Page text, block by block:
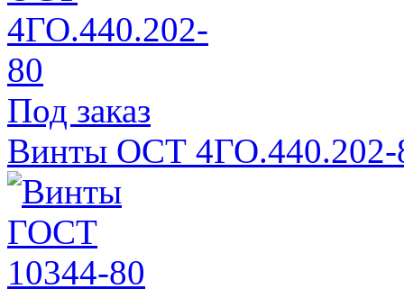
Под заказ
Винты ОСТ 4ГО.440.202-